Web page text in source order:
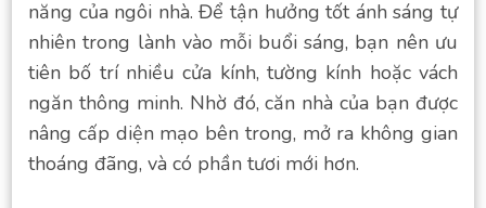
năng của ngôi nhà. Để tận hưởng tốt ánh sáng tự
nhiên trong lành vào mỗi buổi sáng, bạn nên ưu
tiên bố trí nhiều cửa kính, tường kính hoặc vách
ngăn thông minh. Nhờ đó, căn nhà của bạn được
nâng cấp diện mạo bên trong, mở ra không gian
thoáng đãng, và có phần tươi mới hơn.